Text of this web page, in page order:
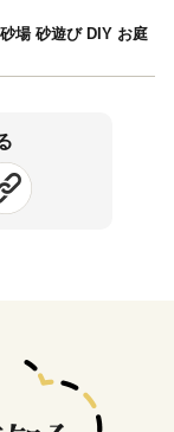
場 砂遊び DIY お庭